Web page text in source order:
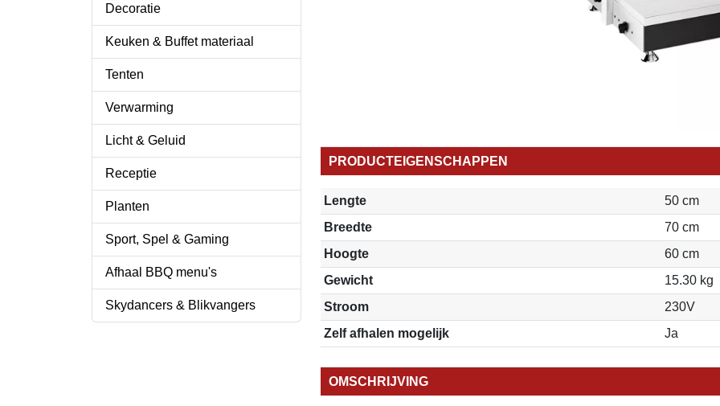
Decoratie
Keuken & Buffet materiaal
Tenten
Verwarming
Licht & Geluid
Receptie
Planten
Sport, Spel & Gaming
Afhaal BBQ menu's
Skydancers & Blikvangers
PRODUCTEIGENSCHAPPEN
Lengte
50 cm
Breedte
70 cm
Hoogte
60 cm
Gewicht
15.30 kg
Stroom
230V
Zelf afhalen mogelijk
Ja
OMSCHRIJVING